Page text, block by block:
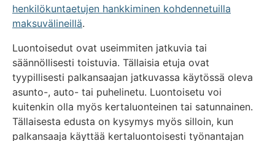
henkilökuntaetujen hankkiminen kohdennetuilla
maksuvälineillä.
Luontoisedut ovat useimmiten jatkuvia tai
säännöllisesti toistuvia. Tällaisia etuja ovat
tyypillisesti palkansaajan jatkuvassa käytössä oleva
asunto-, auto- tai puhelinetu. Luontoisetu voi
kuitenkin olla myös kertaluonteinen tai satunnainen.
Tällaisesta edusta on kysymys myös silloin, kun
palkansaaja käyttää kertaluontoisesti työnantajan